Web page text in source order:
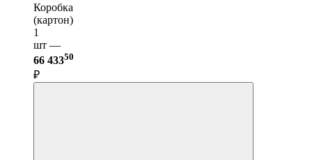
Коробка
(картон)
1
шт —
66 43350
₽